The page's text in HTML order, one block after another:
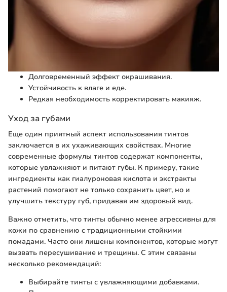
Долговременный эффект окрашивания.
Устойчивость к влаге и еде.
Редкая необходимость корректировать макияж.
Уход за губами
Еще один приятный аспект использования тинтов
заключается в их ухаживающих свойствах. Многие
современные формулы тинтов содержат компоненты,
которые увлажняют и питают губы. К примеру, такие
ингредиенты как гиалуроновая кислота и экстракты
растений помогают не только сохранить цвет, но и
улучшить текстуру губ, придавая им здоровый вид.
Важно отметить, что тинты обычно менее агрессивны для
кожи по сравнению с традиционными стойкими
помадами. Часто они лишены компонентов, которые могут
вызвать пересушивание и трещины. С этим связаны
несколько рекомендаций:
Выбирайте тинты с увлажняющими добавками.